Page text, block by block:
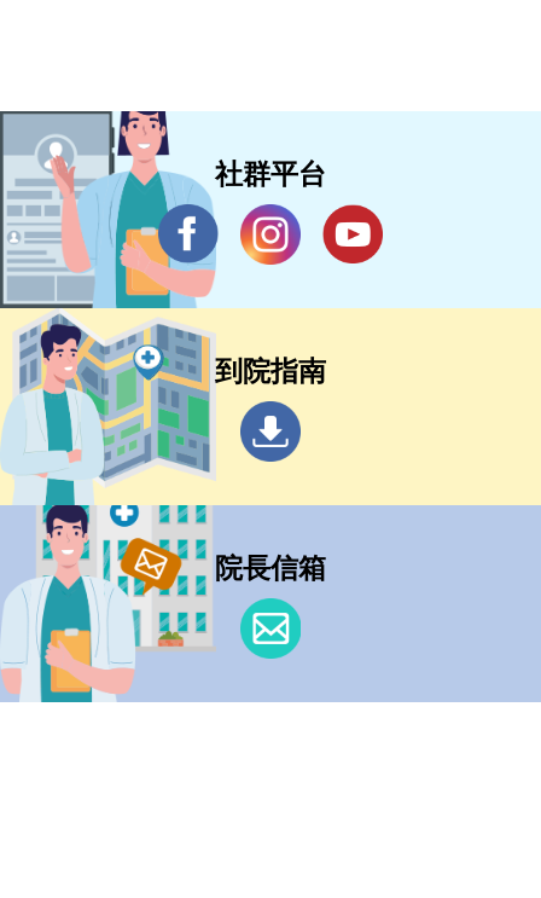
社群平台
到院指南
院長信箱